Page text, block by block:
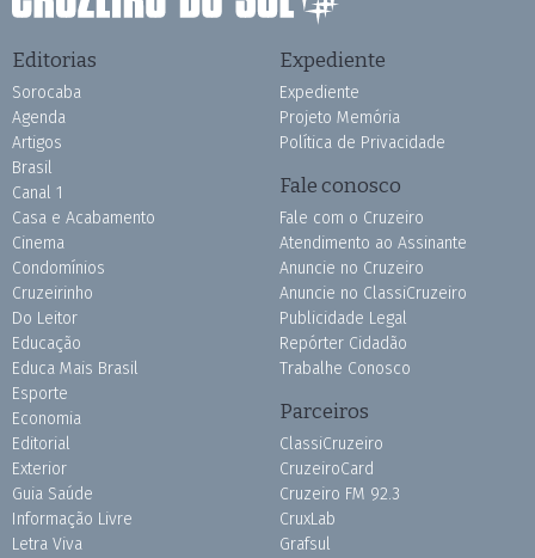
Editorias
Sorocaba
Agenda
Artigos
Brasil
Canal 1
Casa e Acabamento
Cinema
Condomínios
Cruzeirinho
Do Leitor
Educação
Educa Mais Brasil
Esporte
Economia
Editorial
Exterior
Guia Saúde
Informação Livre
Letra Viva
Expediente
Expediente
Projeto Memória
Política de Privacidade
Fale conosco
Fale com o Cruzeiro
Atendimento ao Assinante
Anuncie no Cruzeiro
Anuncie no ClassiCruzeiro
Publicidade Legal
Repórter Cidadão
Trabalhe Conosco
Parceiros
ClassiCruzeiro
CruzeiroCard
Cruzeiro FM 92.3
CruxLab
Grafsul